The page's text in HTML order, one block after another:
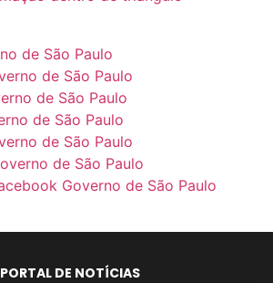
PORTAL DE NOTÍCIAS